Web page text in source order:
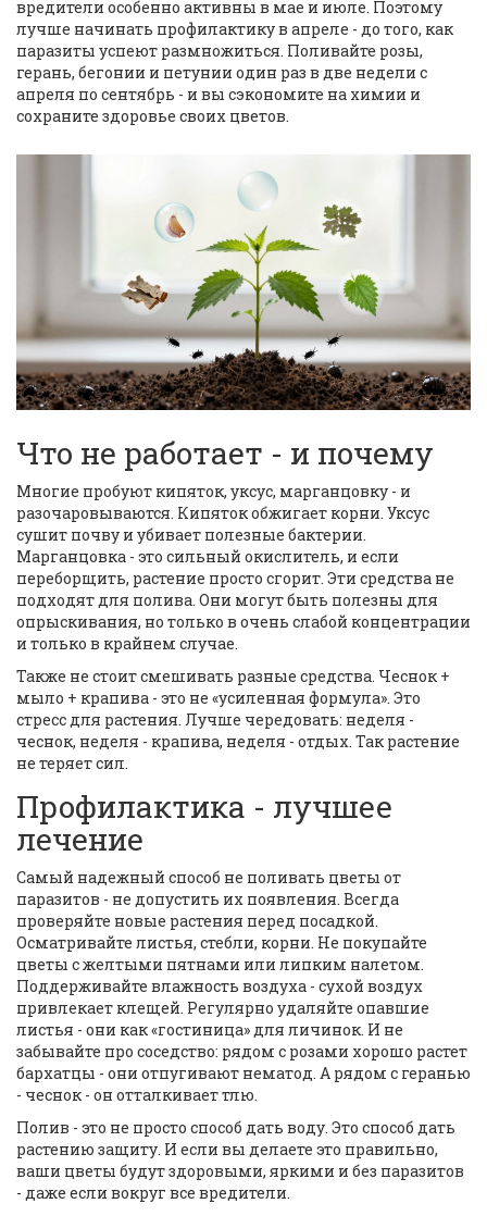
вредители особенно активны в мае и июле. Поэтому
лучше начинать профилактику в апреле - до того, как
паразиты успеют размножиться. Поливайте розы,
герань, бегонии и петунии один раз в две недели с
апреля по сентябрь - и вы сэкономите на химии и
сохраните здоровье своих цветов.
Что не работает - и почему
Многие пробуют кипяток, уксус, марганцовку - и
разочаровываются. Кипяток обжигает корни. Уксус
сушит почву и убивает полезные бактерии.
Марганцовка - это сильный окислитель, и если
переборщить, растение просто сгорит. Эти средства не
подходят для полива. Они могут быть полезны для
опрыскивания, но только в очень слабой концентрации
и только в крайнем случае.
Также не стоит смешивать разные средства. Чеснок +
мыло + крапива - это не «усиленная формула». Это
стресс для растения. Лучше чередовать: неделя -
чеснок, неделя - крапива, неделя - отдых. Так растение
не теряет сил.
Профилактика - лучшее
лечение
Самый надежный способ не поливать цветы от
паразитов - не допустить их появления. Всегда
проверяйте новые растения перед посадкой.
Осматривайте листья, стебли, корни. Не покупайте
цветы с желтыми пятнами или липким налетом.
Поддерживайте влажность воздуха - сухой воздух
привлекает клещей. Регулярно удаляйте опавшие
листья - они как «гостиница» для личинок. И не
забывайте про соседство: рядом с розами хорошо растет
бархатцы - они отпугивают нематод. А рядом с геранью
- чеснок - он отталкивает тлю.
Полив - это не просто способ дать воду. Это способ дать
растению защиту. И если вы делаете это правильно,
ваши цветы будут здоровыми, яркими и без паразитов
- даже если вокруг все вредители.